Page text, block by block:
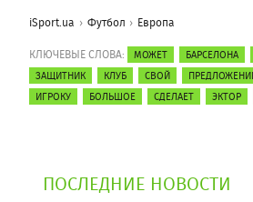
iSport.ua Футбол Европа
КЛЮЧЕВЫЕ СЛОВА: МОЖЕТ БАРСЕЛОНА
ЗАЩИТНИК
КЛУБ СВОЙ
ИГРОКУ
БОЛЬШОЕ СДЕЛАЕТ ЭКТОР
ПОСЛЕДНИЕ НОВОСТИ